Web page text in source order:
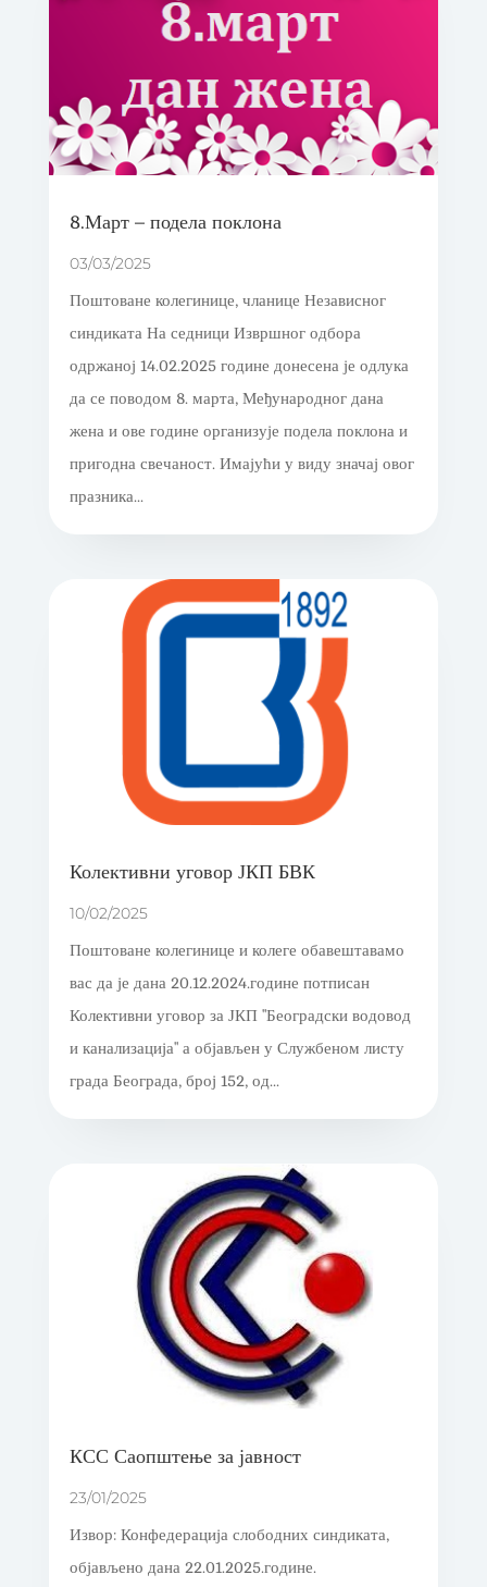
8.Март – подела поклона
03/03/2025
Поштоване колегинице, чланице Независног
синдиката На седници Извршног одбора
одржаној 14.02.2025 године донесена је одлука
да се поводом 8. марта, Међународног дана
жена и ове године организује подела поклона и
пригодна свечаност. Имајући у виду значај овог
празника...
Колективни уговор ЈКП БВК
10/02/2025
Поштоване колегинице и колеге обавештавамо
вас да је дана 20.12.2024.године потписан
Колективни уговор за ЈКП "Београдски водовод
и канализација" а објављен у Службеном листу
града Београда, број 152, од...
КСС Саопштење за јавност
23/01/2025
Извор: Конфедерација слободних синдиката,
објављено дана 22.01.2025.године.